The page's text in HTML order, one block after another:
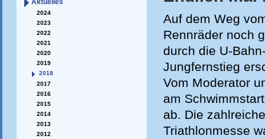
Aktuelles
2024
2023
2022
2021
2020
2019
2018
2017
2016
2015
2014
2013
2012
Auf dem Weg
Rennräder noch
durch die U-
Jungfernstieg
Vom Moderator
am
ab. Die
Triathlonmesse